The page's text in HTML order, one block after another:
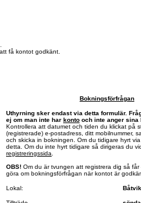
få kontot godkänt.
Bokningsförfrågan
Uthyrning sker endast via detta formulär.
ej om man inte har konto och inte anger sina
Kontrollera att datumet och tiden du klickat på
(registrerade) e-postadress, ditt mobilnummer,
och skicka in bokningen. Om du tidigare hyrt
detta. Om du inte hyrt tidigare så dirigeras du
registreringssida
OBS! Om du är tvungen att registrera dig så får
göra om bokningsförfrågan när kontot är
Lokal: